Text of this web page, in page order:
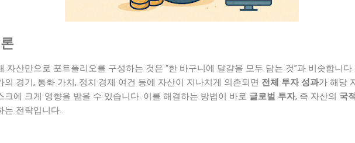
자산만으로 포트폴리오를 구성하는 것은 “한 바구니에 달걀을 모두 담는 것”과 비슷합니다.
의 경기, 통화 가치, 정치·경제 여건 등에 자산이 지나치게 의존되면 전체 투자 성과가 해당
크에 크게 영향을 받을 수 있습니다. 이를 해결하는 방법이 바로 글로벌 투자, 즉 자산의 국
는 전략입니다.